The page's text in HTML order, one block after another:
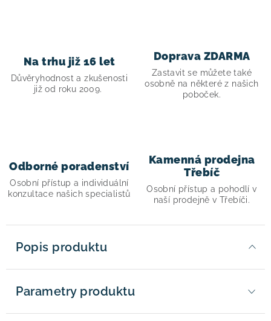
Na trhu již 16 let
Důvěryhodnost a zkušenosti
již od roku 2009.
Doprava ZDARMA
Zastavit se můžete také
osobně na některé z našich
poboček.
Odborné poradenství
Osobní přístup a individuální
konzultace našich specialistů
Kamenná prodejna
Třebíč
Osobní přístup a pohodlí v
naší prodejně v Třebíči.
Popis produktu
Parametry produktu